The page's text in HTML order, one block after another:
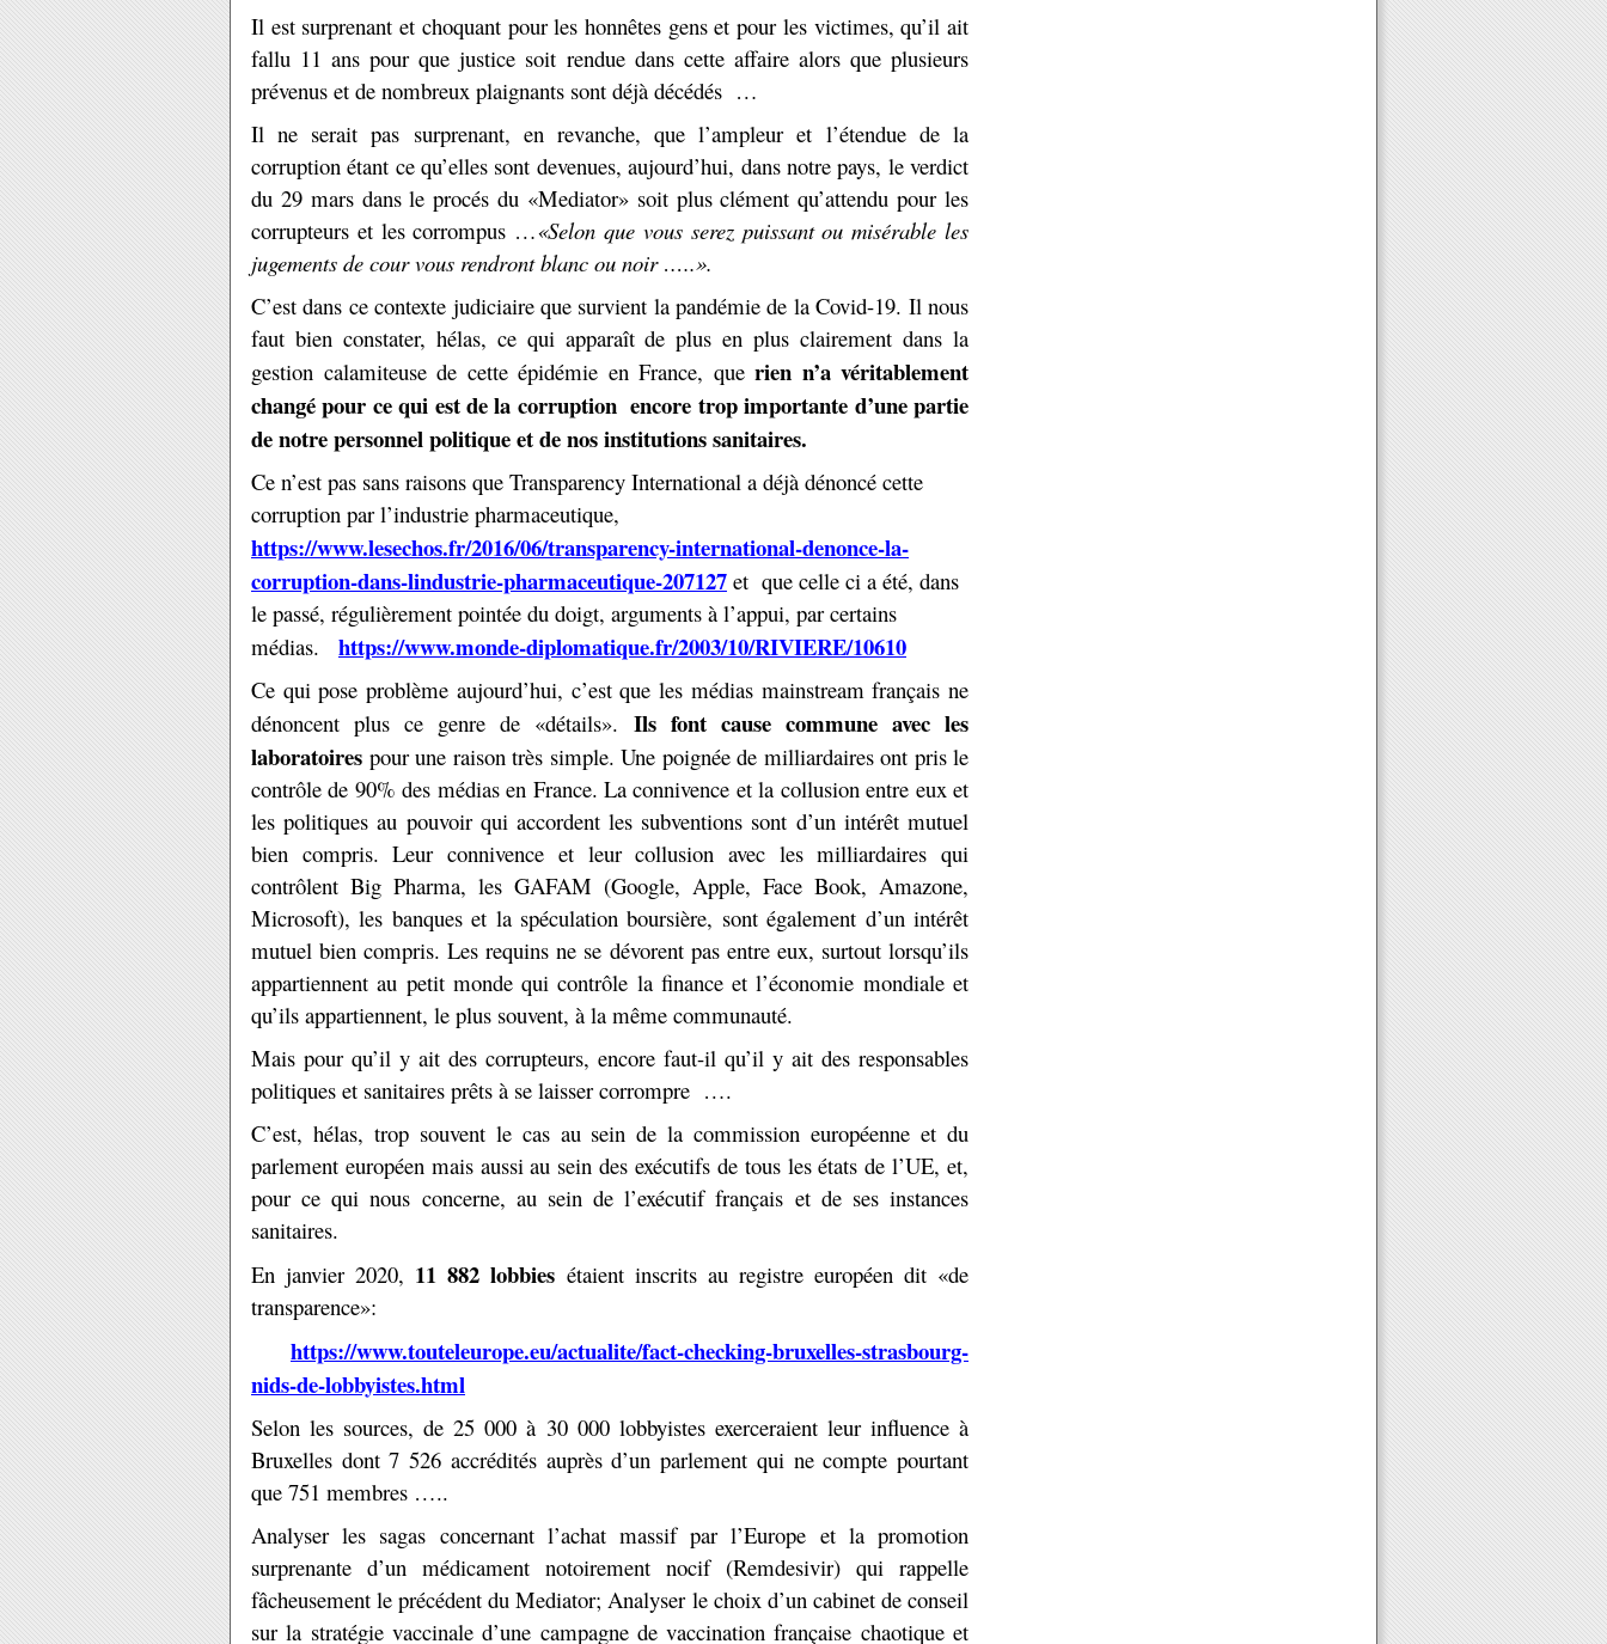
Il est surprenant et choquant pour les honnêtes gens et pour les victimes, qu’il ait
fallu 11 ans pour que justice soit rendue dans cette affaire alors que plusieurs
prévenus et de nombreux plaignants sont déjà décédés …
Il ne serait pas surprenant, en revanche, que l’ampleur et l’étendue de la
corruption étant ce qu’elles sont devenues, aujourd’hui, dans notre pays, le verdict
du 29 mars dans le procés du «Mediator» soit plus clément qu’attendu pour les
corrupteurs et les corrompus …«Selon que vous serez puissant ou misérable les
jugements de cour vous rendront blanc ou noir …..».
C’est dans ce contexte judiciaire que survient la pandémie de la Covid-19. Il nous
faut bien constater, hélas, ce qui apparaît de plus en plus clairement dans la
gestion calamiteuse de cette épidémie en France, que rien n’a véritablement
changé pour ce qui est de la corruption encore trop importante d’une partie
de notre personnel politique et de nos institutions sanitaires.
Ce n’est pas sans raisons que Transparency International a déjà dénoncé cette
corruption par l’industrie pharmaceutique,
https://www.lesechos.fr/2016/06/transparency-international-denonce-la-
corruption-dans-lindustrie-pharmaceutique-207127 et que celle ci a été, dans
le passé, régulièrement pointée du doigt, arguments à l’appui, par certains
médias. https://www.monde-diplomatique.fr/2003/10/RIVIERE/10610
Ce qui pose problème aujourd’hui, c’est que les médias mainstream français ne
dénoncent plus ce genre de «détails». Ils font cause commune avec les
laboratoires pour une raison très simple. Une poignée de milliardaires ont pris le
contrôle de 90% des médias en France. La connivence et la collusion entre eux et
les politiques au pouvoir qui accordent les subventions sont d’un intérêt mutuel
bien compris. Leur connivence et leur collusion avec les milliardaires qui
contrôlent Big Pharma, les GAFAM (Google, Apple, Face Book, Amazone,
Microsoft), les banques et la spéculation boursière, sont également d’un intérêt
mutuel bien compris. Les requins ne se dévorent pas entre eux, surtout lorsqu’ils
appartiennent au petit monde qui contrôle la finance et l’économie mondiale et
qu’ils appartiennent, le plus souvent, à la même communauté.
Mais pour qu’il y ait des corrupteurs, encore faut-il qu’il y ait des responsables
politiques et sanitaires prêts à se laisser corrompre ….
C’est, hélas, trop souvent le cas au sein de la commission européenne et du
parlement européen mais aussi au sein des exécutifs de tous les états de l’UE, et,
pour ce qui nous concerne, au sein de l’exécutif français et de ses instances
sanitaires.
En janvier 2020, 11 882 lobbies étaient inscrits au registre européen dit «de
transparence»:
https://www.touteleurope.eu/actualite/fact-checking-bruxelles-strasbourg-
nids-de-lobbyistes.html
Selon les sources, de 25 000 à 30 000 lobbyistes exerceraient leur influence à
Bruxelles dont 7 526 accrédités auprès d’un parlement qui ne compte pourtant
que 751 membres …..
Analyser les sagas concernant l’achat massif par l’Europe et la promotion
surprenante d’un médicament notoirement nocif (Remdesivir) qui rappelle
fâcheusement le précédent du Mediator; Analyser le choix d’un cabinet de conseil
sur la stratégie vaccinale d’une campagne de vaccination française chaotique et